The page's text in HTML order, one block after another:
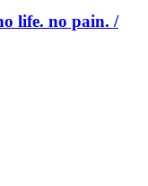
life. no pain. /